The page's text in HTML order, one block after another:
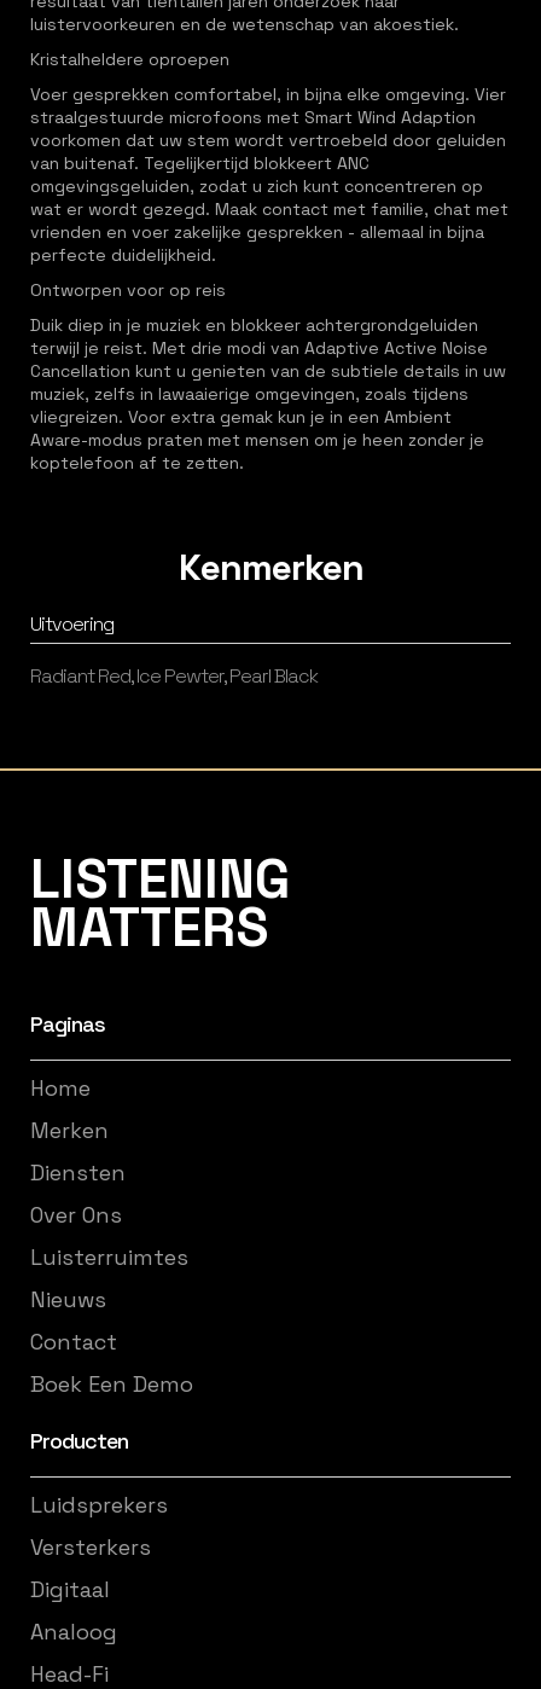
luistervoorkeuren en de wetenschap van akoestiek.
Kristalheldere oproepen
Voer gesprekken comfortabel, in bijna elke omgeving. Vier
straalgestuurde microfoons met Smart Wind Adaption
voorkomen dat uw stem wordt vertroebeld door geluiden
van buitenaf. Tegelijkertijd blokkeert ANC
omgevingsgeluiden, zodat u zich kunt concentreren op
wat er wordt gezegd. Maak contact met familie, chat met
vrienden en voer zakelijke gesprekken - allemaal in bijna
perfecte duidelijkheid.
Ontworpen voor op reis
Duik diep in je muziek en blokkeer achtergrondgeluiden
terwijl je reist. Met drie modi van Adaptive Active Noise
Cancellation kunt u genieten van de subtiele details in uw
muziek, zelfs in lawaaierige omgevingen, zoals tijdens
vliegreizen. Voor extra gemak kun je in een Ambient
Aware-modus praten met mensen om je heen zonder je
koptelefoon af te zetten.
Kenmerken
Uitvoering
Radiant Red, Ice Pewter, Pearl Black
LISTENING
MATTERS
Paginas
Home
Merken
Diensten
Over Ons
Luisterruimtes
Nieuws
Contact
Boek Een Demo
Producten
Luidsprekers
Versterkers
Digitaal
Analoog
Head-Fi